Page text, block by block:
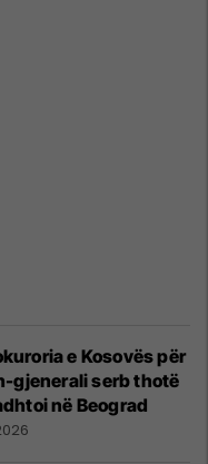
e Kosovës për
gjenerali serb thotë
në Beograd